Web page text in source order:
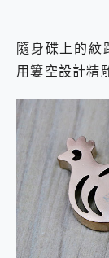
隨身碟上的紋
用簍空設計精